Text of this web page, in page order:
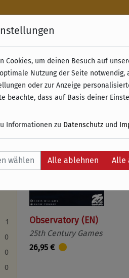
Versand & Retoure ab 49 €
1
0
0
0
Name
Observatory (EN)
25th Century Games
26,95 €
Cookies, um deinen Besuch auf
Nutzung der Seite
oder zur Anzeige
beachte, dass auf Basis deiner
Informationen zu Datenschutz und
wählen Alle ablehnen Alle